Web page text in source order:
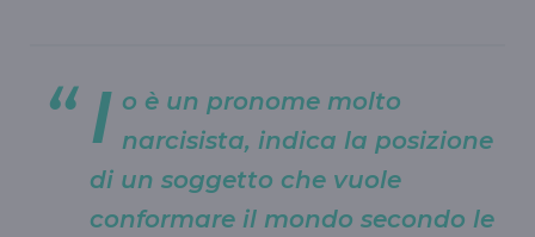
I o è un pronome molto
narcisista, indica la posizione
di un soggetto che vuole
conformare il mondo secondo le